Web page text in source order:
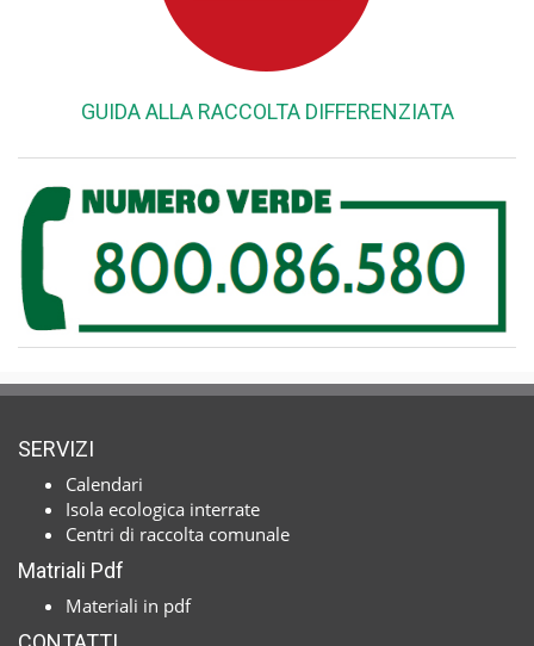
GUIDA ALLA RACCOLTA DIFFERENZIATA
SERVIZI
Calendari
Isola ecologica interrate
Centri di raccolta comunale
Matriali Pdf
Materiali in pdf